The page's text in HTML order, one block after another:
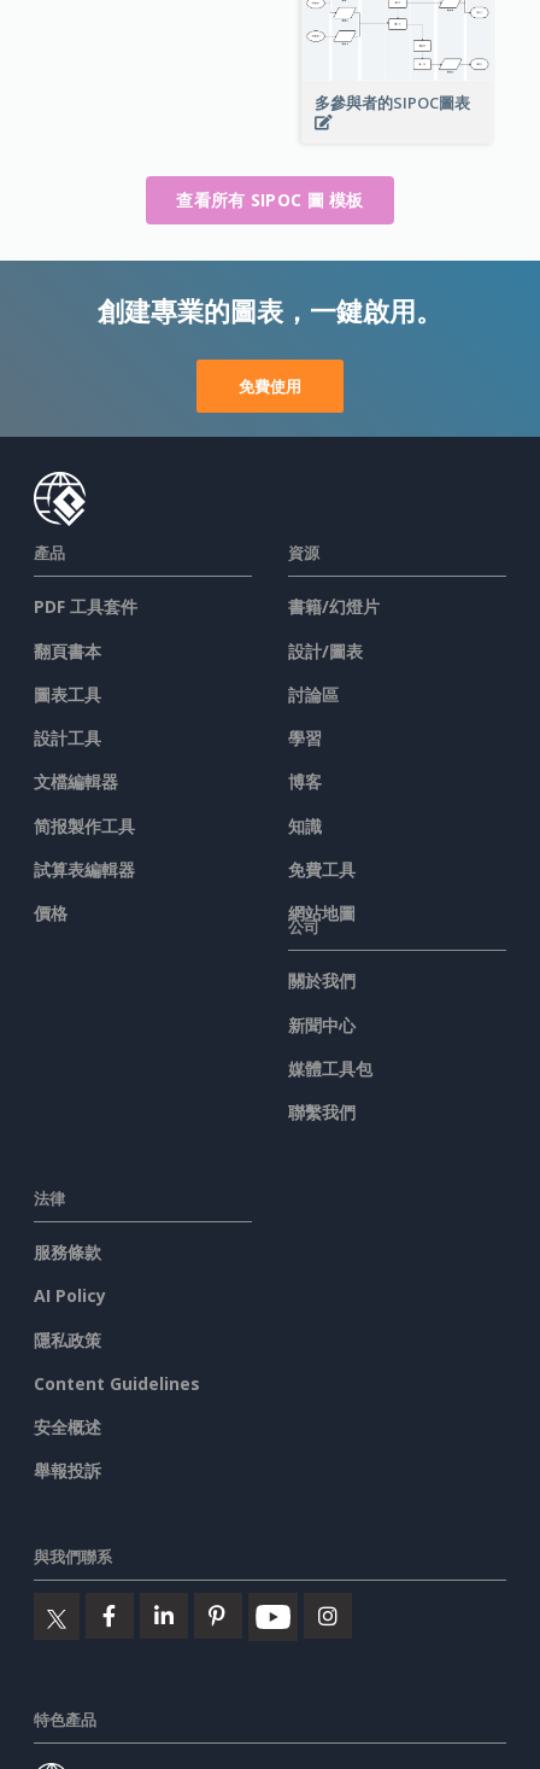
多參與者的SIPOC圖表
查看所有 SIPOC 圖 模板
創建專業的圖表，一鍵啟用。
免費使用
產品
PDF 工具套件
翻頁書本
圖表工具
設計工具
文檔編輯器
简报製作工具
試算表編輯器
價格
資源
書籍/幻燈片
設計/圖表
討論區
學習
博客
知識
免費工具
網站地圖
公司
關於我們
新聞中心
媒體工具包
聯繫我們
法律
服務條款
AI Policy
隱私政策
Content Guidelines
安全概述
舉報投訴
與我們聯系
特色產品